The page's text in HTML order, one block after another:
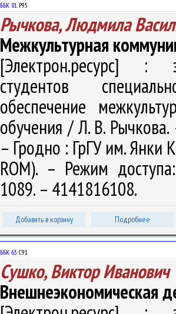
ББК 81.Р95
Рычкова, Людмила
Межкультурная
[Электрон.ресурс] :
студентов
обеспечение
обучения / Л. В.
– Гродно : ГрГУ им. Янки
ROM). – Режим
1089. – 4141816108.
Добавить в корзину Подробнее
ББК 65.С91
Сушко, Виктор Иванович
Внешнеэкономическая